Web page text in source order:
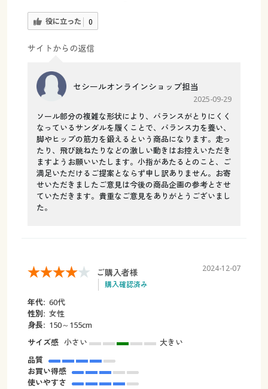
役に立った 0
サイトからの返信
セシールオンラインショップ担当
2025-09-29
ソール部分の複雑な形状により、バランスがとりにくく
なっているサンダルを履くことで、バランス力を養い、
脚やヒップの筋力を鍛えるという商品になります。走っ
たり、飛び跳ねたりなどの激しい動きはお控えいただき
ますようお願いいたします。小指があたるとのこと、ご
満足いただけるご提案とならず申し訳ありません。お寄
せいただきましたご意見は今後の商品企画の参考とさせ
ていただきます。貴重なご意見をありがとうございまし
た。
ご購入者様
購入確認済み
2024-12-07
年代: 60代
性別: 女性
身長: 150～155cm
サイズ感 小さい
大きい
品質
お買い得感
使いやすさ